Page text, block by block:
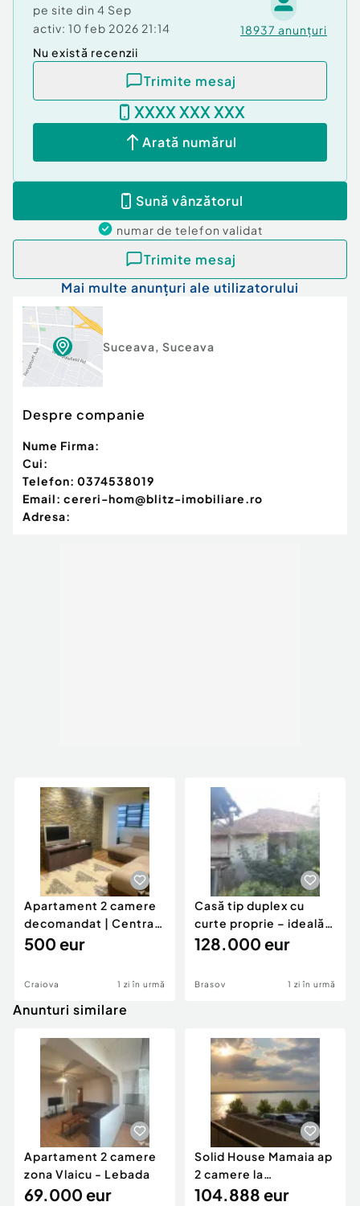
pe site din 4 Sep
activ: 10 feb 2026 21:14 18937 anunțuri
Nu există recenzii
Trimite mesaj
XXXX XXX XXX
Arată numărul
Sună vânzătorul
numar de telefon validat
Trimite mesaj
Mai multe anunțuri ale utilizatorului
Suceava, Suceava
Despre companie
Nume Firma:
Cui:
Telefon: 0374538019
Email: cereri-hom@blitz-imobiliare.ro
Adresa:
Apartament 2 camere
decomandat | Centrală
proprie | 60 mp |
500 eur
Craiova 1 zi în urmă
Casă tip duplex cu
curte proprie – ideală
pentru renovar
128.000 eur
Brasov 1 zi în urmă
Anunturi similare
Apartament 2 camere
zona Vlaicu - Lebada
69.000 eur
Solid House Mamaia ap
2 camere la
cheie,langa Mega
104.888 eur